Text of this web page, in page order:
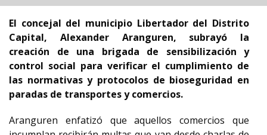
El concejal del municipio Libertador del Distrito
Capital, Alexander Aranguren, subrayó la
creación de una brigada de sensibilización y
control social para verificar el cumplimiento de
las normativas y protocolos de bioseguridad en
paradas de transportes y comercios.
Aranguren enfatizó que aquellos comercios que